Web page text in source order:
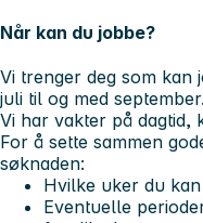
Når kan du jobbe?
Vi trenger deg som kan
juli til og med september.
Vi har vakter på dagtid,
For å sette sammen
søknaden:
Hvilke uker du
Eventuelle